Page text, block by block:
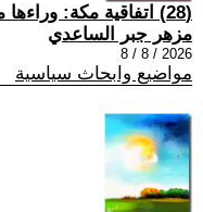
(28) اتفاقية مكة: وراءها ما وراءها
مزهر جبر الساعدي
2026 / 8 / 8
مواضيع وابحاث سياسية